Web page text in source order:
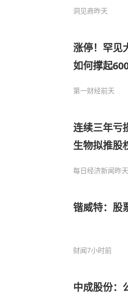
洞见商昨天
涨停！罕见
如何撑起
第一财经前天
连续三年亏
生物拟推股
每日经济新闻昨天
锴威特：股
财闻7小时前
中成股份：